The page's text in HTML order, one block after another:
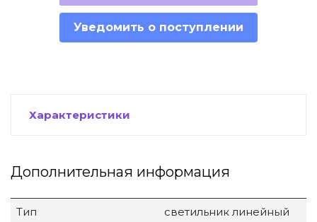
Уведомить о поступлении
Характеристики
Дополнительная информация
Тип светильник линейный